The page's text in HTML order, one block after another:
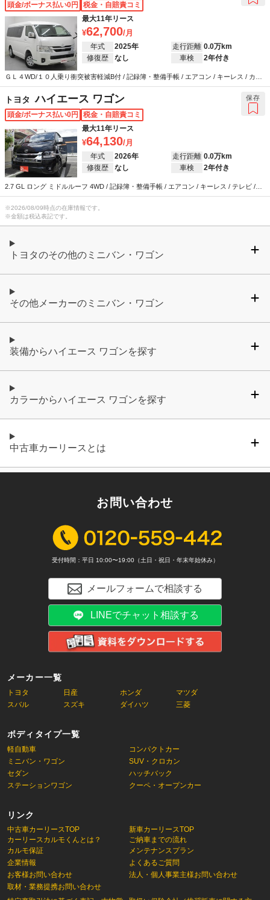
頭金/ボーナス払い0円
税金・自賠責コミ
最大11年リース
62,700
年式 2025年 走行距離 0.0万km
修復歴
なし 車検 2年付き
ＧＬ４WD/１０人乗り衝突被害軽減B付 / 記録簿・整備手帳 / エアコン / キーレス / カー
ナビ / テレビ / ABS / エアバッグ / パワーステアリング / パワーウインドウ
トヨタ ハイエース ワゴン
頭金/ボーナス払い0円
税金・自賠責コミ
最大11年リース
64,130
年式 2026年 走行距離 0.0万km
修復歴
なし 車検 2年付き
2.7 GL ロング ミドルルーフ 4WD / 記録簿・整備手帳 / エアコン / キーレス / テレビ /
ABS / エアバッグ / パワーステアリング / パワーウインドウ
保存
※2026/08/09時点の在庫情報です。
※金額は税込表記です。
トヨタのその他のミニバン・ワゴン
その他メーカーのミニバン・ワゴン
装備からハイエース ワゴンを探す
カラーからハイエース ワゴンを探す
中古車カーリースとは
メーカー一覧
トヨタ 日産 ホンダ
マツダ
スバル
スズキ ダイハツ 三菱
ボディタイプ一覧
軽自動車
コンパクトカー
ミニバン・ワゴン
SUV・クロカン
セダン
ハッチバック
ステーションワゴン
クーペ・オープンカー
リンク
中古車カーリースTOP
カーリースカルモくんとは？
新車カーリースTOP
ご納車までの流れ
カルモ保証
企業情報
お客様お問い合わせ
取材・業務提携お問い合わせ
メンテナンスプラン
よくあるご質問
法人・個人事業主様お問い合わせ
お問い合わせ
受付時間：平日 10:00〜19:00（土日・祝日・年末年始休み）
メールフォームで相談する
LINEでチャット相談する